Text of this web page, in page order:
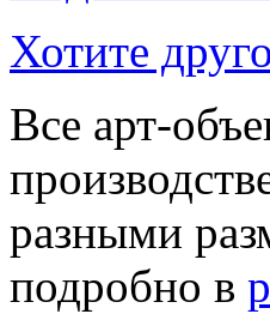
Хотите
Все арт-
разными
подробно в